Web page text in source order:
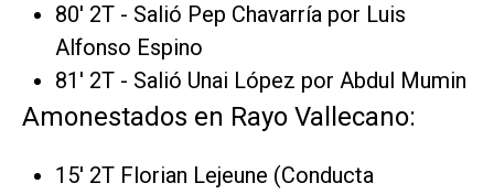
80' 2T - Salió Pep Chavarría por Luis
Alfonso Espino
81' 2T - Salió Unai López por Abdul Mumin
Amonestados en Rayo Vallecano:
15' 2T Florian Lejeune (Conducta